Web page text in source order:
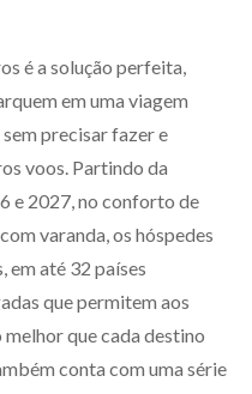
é a solução perfeita,
em uma viagem
precisar fazer e
voos. Partindo da
e 2027, no conforto de
varanda, os hóspedes
em até 32 países
que permitem aos
que cada destino
conta com uma série